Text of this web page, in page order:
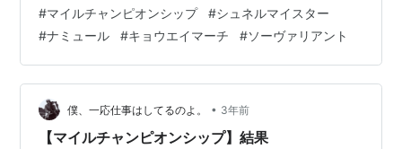
レイラ クビ 33.6 3 3 5 ジャスティンカフェ 坂井 瑠星 １
／２ 33.6 7 4 7 エルトンバローズ 西村 淳也 ３／４ 33.9
4 5 6 ダノンザキッド 北村 友一 クビ 33.5 6 反省文 軸…
#マイルチャンピオンシップ #シュネルマイスター
#ナミュール #キョウエイマーチ #ソーヴァリアント
僕、一応仕事はしてるのよ。 • 3年前
【マイルチャンピオンシップ】結果